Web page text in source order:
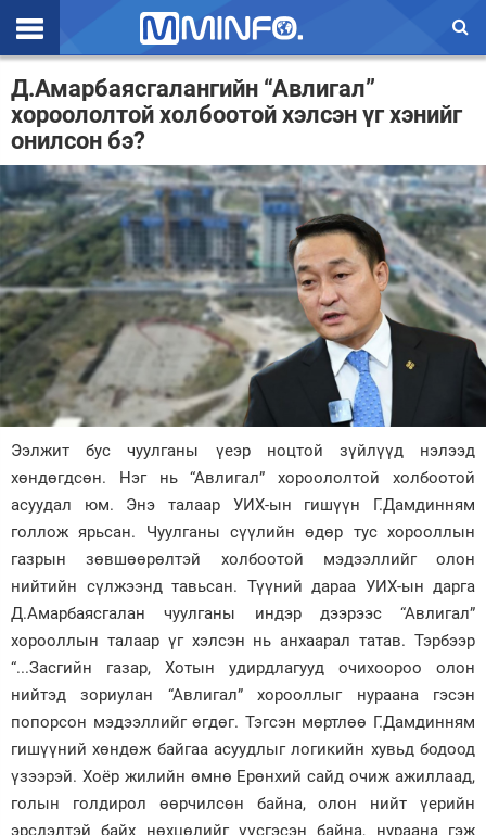
Эхлэл
Цаг агаар
Валют ханш
Улс төр
Эдийн засаг
Үзэл бодол
Спорт
Нийгэм
Дэлхий
Энтертайнмэнт
Д.Амарбаясгалангийн “Авлигал”
хороололтой холбоотой хэлсэн үг хэнийг
онилсон бэ?
Ээлжит бус чуулганы үеэр ноцтой зүйлүүд нэлээд
хөндөгдсөн. Нэг нь “Авлигал” хороололтой холбоотой
асуудал юм. Энэ талаар УИХ-ын гишүүн Г.Дамдинням
голлож ярьсан. Чуулганы сүүлийн өдөр тус хорооллын
газрын зөвшөөрөлтэй холбоотой мэдээллийг олон
нийтийн сүлжээнд тавьсан. Түүний дараа УИХ-ын дарга
Д.Амарбаясгалан чуулганы индэр дээрээс “Авлигал”
хорооллын талаар үг хэлсэн нь анхаарал татав. Тэрбээр
“...Засгийн газар, Хотын удирдлагууд очихоороо олон
нийтэд зориулан “Авлигал” хорооллыг нураана гэсэн
попорсон мэдээллийг өгдөг. Тэгсэн мөртлөө Г.Дамдинням
гишүүний хөндөж байгаа асуудлыг логикийн хувьд бодоод
үзээрэй. Хоёр жилийн өмнө Ерөнхий сайд очиж ажиллаад,
голын голдирол өөрчилсөн байна, олон нийт үерийн
эрсдэлтэй байх нөхцөлийг үүсгэсэн байна, нураана гэж